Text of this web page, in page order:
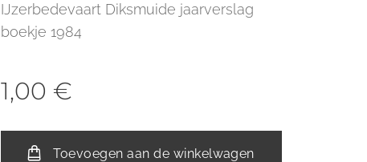
IJzerbedevaart Diksmuide jaarverslag
boekje 1984
1,00 €
Toevoegen aan de winkelwagen